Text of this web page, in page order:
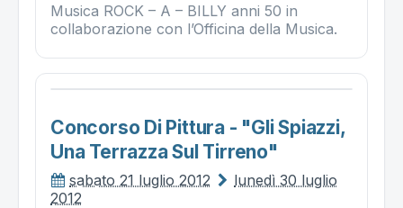
Musica ROCK – A – BILLY anni 50 in
collaborazione con l’Officina della Musica.
Concorso Di Pittura - "gli Spiazzi,
Una Terrazza Sul Tirreno"
sabato 21 luglio 2012
lunedì 30 luglio
2012